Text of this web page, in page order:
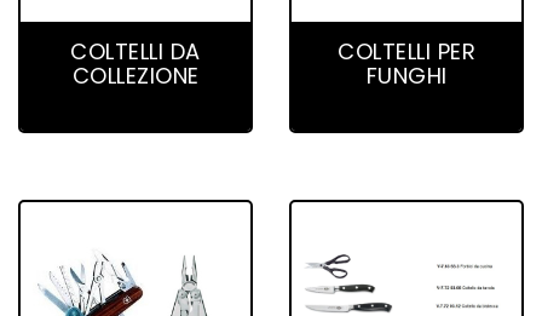
COLTELLI DA
COLLEZIONE
COLTELLI PER
FUNGHI